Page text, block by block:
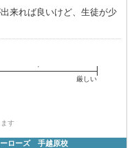
来れば良いけど、生徒が少
厳しい
す
ローズ 手越原校